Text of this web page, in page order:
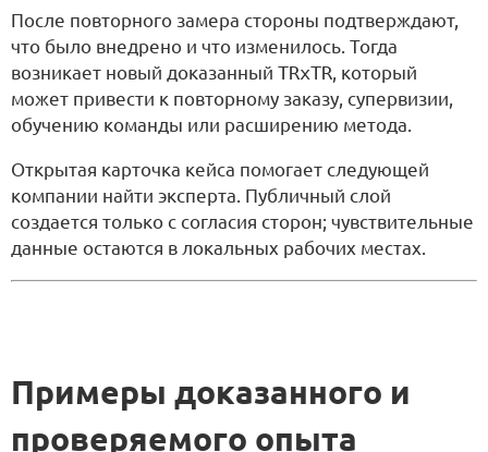
После повторного замера стороны подтверждают,
что было внедрено и что изменилось. Тогда
возникает новый доказанный TRxTR, который
может привести к повторному заказу, супервизии,
обучению команды или расширению метода.
Открытая карточка кейса помогает следующей
компании найти эксперта. Публичный слой
создается только с согласия сторон; чувствительные
данные остаются в локальных рабочих местах.
Примеры доказанного и
проверяемого опыта